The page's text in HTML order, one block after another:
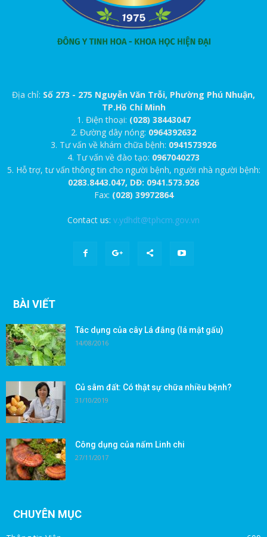
Địa chỉ: Số 273 - 275 Nguyễn Văn Trỗi, Phường Phú Nhuận,
TP.Hồ Chí Minh
1. Điện thoại: (028) 38443047
2. Đường dây nóng: 0964392632
3. Tư vấn về khám chữa bệnh: 0941573926
4. Tư vấn về đào tạo: 0967040273
5. Hỗ trợ, tư vấn thông tin cho người bệnh, người nhà người bệnh:
0283.8443.047, DĐ: 0941.573.926
Fax: (028) 39972864
Contact us: v.ydhdt@tphcm.gov.vn
BÀI VIẾT
Tác dụng của cây Lá đắng (lá mật gấu)
14/08/2016
Củ sâm đất: Có thật sự chữa nhiều bệnh?
31/10/2019
Công dụng của nấm Linh chi
27/11/2017
CHUYÊN MỤC